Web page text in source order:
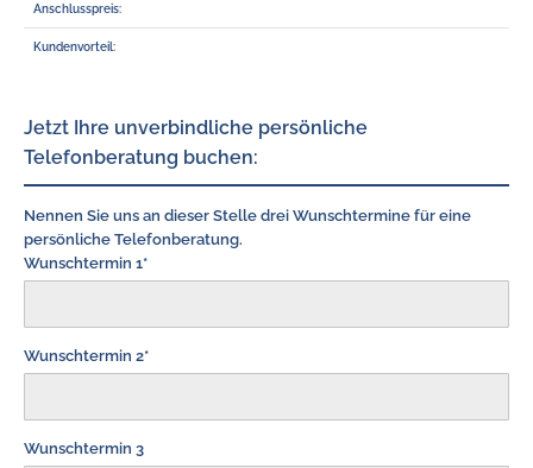
Anschlusspreis:
Kundenvorteil:
Jetzt Ihre unverbindliche persönliche
Telefonberatung buchen:
Nennen Sie uns an dieser Stelle drei Wunschtermine für eine
persönliche Telefonberatung.
Wunschtermin 1*
Wunschtermin 2*
Wunschtermin 3